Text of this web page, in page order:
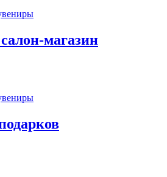
магазин